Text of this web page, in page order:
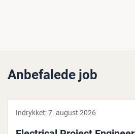
Anbefalede job
Indrykket:7. august 2026